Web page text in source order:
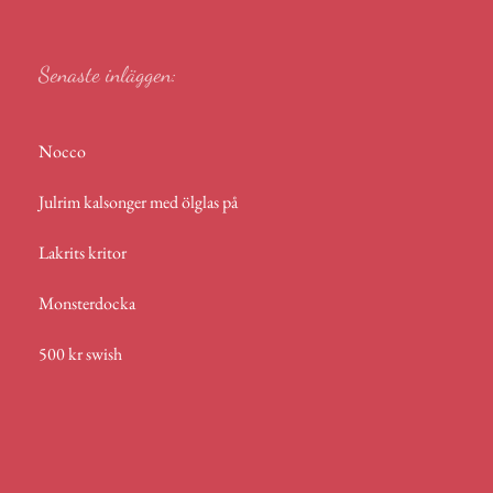
Senaste inläggen:
Nocco
Julrim kalsonger med ölglas på
Lakrits kritor
Monsterdocka
500 kr swish